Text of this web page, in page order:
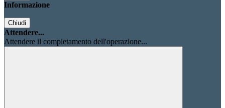
Informazione
Chiudi
Attendere...
Attendere il completamento dell'operazione...